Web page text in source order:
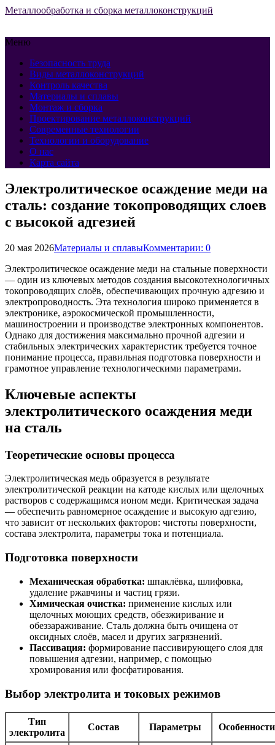
Металлообработка и сборка металлоконструкций
Меню
Безопасность труда
Виды металлоконструкций
Контроль качества
Материалы и сплавы
Монтаж и сборка
Проектирование металлоконструкций
Современные технологии
Технологии и оборудование
О нас
Карта сайта
Электролитическое осаждение меди на
сталь: создание токопроводящих слоев
с высокой адгезией
20 мая 2026Материалы и сплавыКомментарии: 0
Электролитическое осаждение меди на стальные поверхности
— один из ключевых методов создания высокотехнологичных
токопроводящих слоёв, обеспечивающих прочную адгезию и
электропроводность. Эта технология широко применяется в
электронике, аэрокосмической промышленности,
машиностроении и производстве электронных компонентов.
Однако для достижения максимально прочной адгезии и
стабильных электрических характеристик требуется точное
понимание процесса, правильная подготовка поверхности и
грамотное управление технологическими параметрами.
Ключевые аспекты
электролитического осаждения меди
на сталь
Теоретические основы процесса
Электролитическая медь образуется в результате
электролитической реакции на катоде кислых или щелочных
растворов с содержащимся ионом меди. Критическая задача
— обеспечить равномерное осаждение и высокую адгезию,
что зависит от нескольких факторов: чистоты поверхности,
состава электролита, параметры тока и потенциала.
Подготовка поверхности
Механическая обработка: шпаклёвка, шлифовка,
удаление ржавчины и частиц грязи.
Химическая очистка: применение кислых или
щелочных моющих средств, обезжиривание и
обеззараживание. Сталь должна быть очищена от
оксидных слоёв, масел и других загрязнений.
Пассивация: формирование пассивирующего слоя для
повышения адгезии, например, с помощью
хромирования или фосфатирования.
Выбор электролита и токовых режимов
Тип
электролита
Состав Параметры Особенности